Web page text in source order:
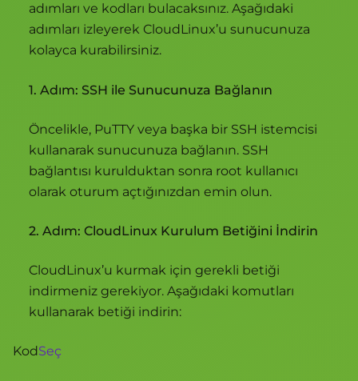
adımları ve kodları bulacaksınız. Aşağıdaki
adımları izleyerek CloudLinux’u sunucunuza
kolayca kurabilirsiniz.
1. Adım: SSH ile Sunucunuza Bağlanın
Öncelikle, PuTTY veya başka bir SSH istemcisi
kullanarak sunucunuza bağlanın. SSH
bağlantısı kurulduktan sonra root kullanıcı
olarak oturum açtığınızdan emin olun.
2. Adım: CloudLinux Kurulum Betiğini İndirin
CloudLinux’u kurmak için gerekli betiği
indirmeniz gerekiyor. Aşağıdaki komutları
kullanarak betiği indirin:
KodSeç